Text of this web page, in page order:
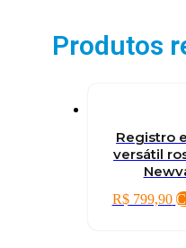
Produtos
Registro
versátil
R$799,90